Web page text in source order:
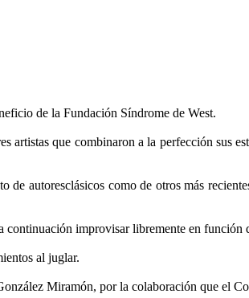
de la Fundación Síndrome de West.
que combinaron a la perfección sus
autoresclásicos como de otros más
improvisar libremente en función
al juglar.
Miramón, por la colaboración que el